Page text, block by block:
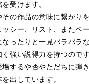
受けます。
の作品の意味に繋がり
シー、リスト、またベ
ったりと一見バラバラ
強い説得力を持つのです
するや否やただちに弾
出しています。